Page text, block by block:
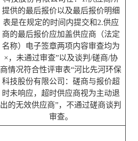
提供的最后报价以及最后报价明细
表是在规定的时间内提交和2.供应
商的最后报价应加盖供应商（法定
名称）电子签章两项内容审查均为
×，未通过审查”以及谈判/磋商/协
商情况符合性评审表“河比先河环保
科技股份有限公司：磋商与报价超
时未响应，超时供应商视为主动退
出的⽆效供应商”，不通过磋商谈判
审查。